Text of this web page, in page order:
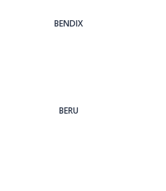
BENDIX
BERU